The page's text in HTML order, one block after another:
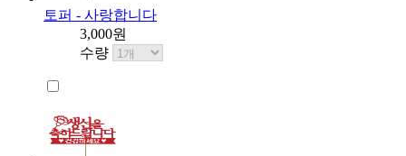
토퍼 - 사랑합니다
3,000원
수량